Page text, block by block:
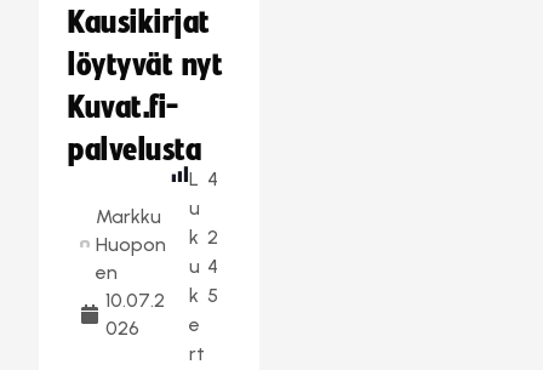
Kausikirjat
löytyvät nyt
Kuvat.fi-
palvelusta
Markku
Huopon
en
10.07.2
026
L
u
k
u
k
e
rt
4
2
4
5